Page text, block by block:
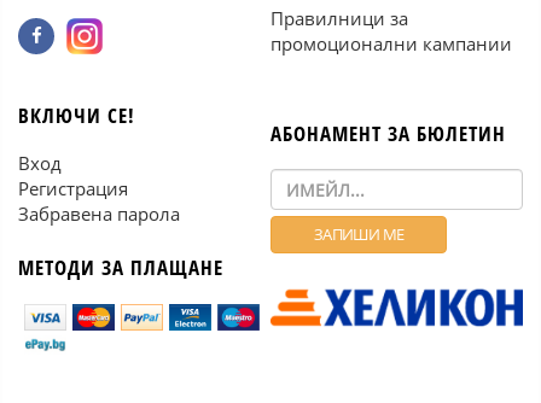
Правилници за
промоционални кампании
ВКЛЮЧИ СЕ!
Вход
Регистрация
Забравена парола
МЕТОДИ ЗА ПЛАЩАНЕ
АБОНАМЕНТ ЗА БЮЛЕТИН